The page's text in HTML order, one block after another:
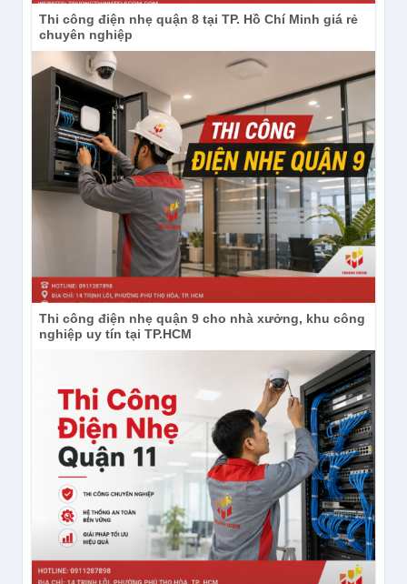
Subscribe Kênh
YouTube:https://www.youtube.com/channel/
Thi công điện nhẹ quận 8 tại TP. Hồ Chí Minh giá rẻ
chuyên nghiệp
Thi công điện nhẹ quận 9 cho nhà xưởng, khu công
nghiệp uy tín tại TP.HCM